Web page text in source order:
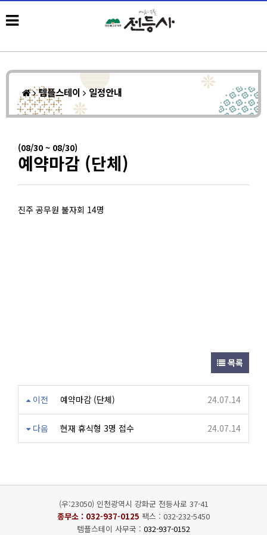
템플스테이 일정안내
(08/30 ~ 08/30)
예약마감 (단체)
진주 공무원 불자회 14명
목록
이전 예약마감 (단체) 24.07.14
다음 현재 휴식형 3명 접수 24.07.14
(우:23050) 인천광역시 강화군 전등사로 37-41
종무소 : 032-937-0125 팩스 : 032-232-5450
템플스테이 사무국 : 032-937-0152